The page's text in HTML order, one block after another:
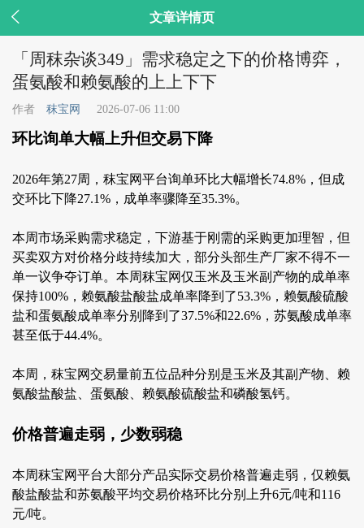
 文章详情页
「周秣杂谈349」需求稳定之下的价格博弈，
蛋氨酸和赖氨酸的上上下下
作者 秣宝网 2026-07-06 11:00
环比询单大幅上升但交易下降
2026年第27周，秣宝网平台询单环比大幅增长74.8%，但成
交环比下降27.1%，成单率骤降至35.3%。
本周市场采购需求稳定，下游基于刚需的采购更加理智，但
买卖双方对价格分歧持续加大，部分头部生产厂家不得不一
单一议争夺订单。本周秣宝网仅玉米及玉米副产物的成单率
保持100%，赖氨酸盐酸盐成单率降到了53.3%，赖氨酸硫酸
盐和蛋氨酸成单率分别降到了37.5%和22.6%，苏氨酸成单率
甚至低于44.4%。
本周，秣宝网交易量前五位品种分别是玉米及其副产物、赖
氨酸盐酸盐、蛋氨酸、赖氨酸硫酸盐和磷酸氢钙。
价格普遍走弱，少数弱稳
本周秣宝网平台大部分产品实际交易价格普遍走弱，仅赖氨
酸盐酸盐和苏氨酸平均交易价格环比分别上升6元/吨和116
元/吨。